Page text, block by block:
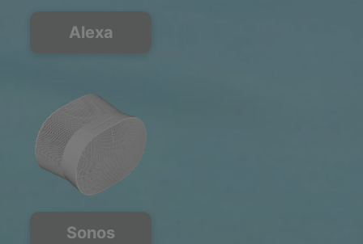
Alexa
Sonos